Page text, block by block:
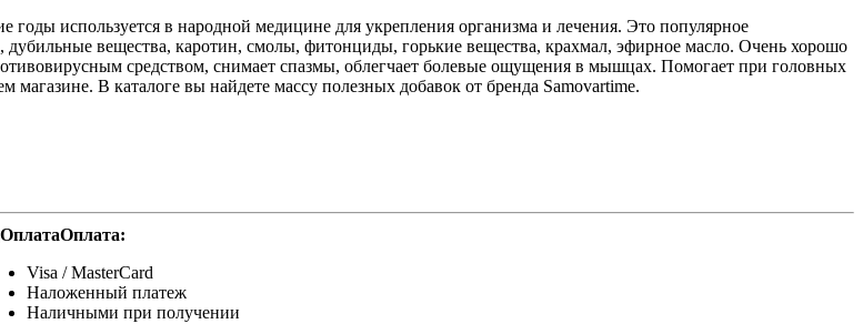
используется в народной медицине для укрепления организма и лечения. Это популярное
вещества, каротин, смолы, фитонциды, горькие вещества, крахмал, эфирное масло. Очень хорошо
средством, снимает спазмы, облегчает болевые ощущения в мышцах. Помогает при головных
В каталоге вы найдете массу полезных добавок от бренда Samovartime.
Оплата:
Visa / MasterCard
Наложенный платеж
Наличными при получении